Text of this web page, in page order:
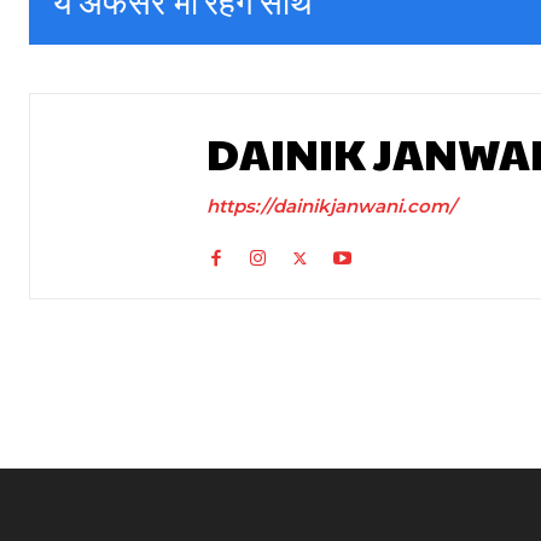
DAINIK
https://dainikjanwani.com/